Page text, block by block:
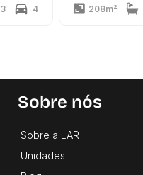
3 4 208m²
Sobre nós
Sobre a LAR
Unidades